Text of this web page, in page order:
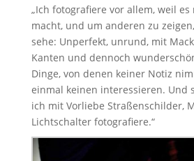
„Ich fotografiere vor allem, weil
macht, und um anderen zu
sehe: Unperfekt, unrund, mit
Kanten und dennoch
Dinge, von denen keiner Notiz
einmal keinen interessieren. Und
ich mit Vorliebe Straßenschilder,
Lichtschalter fotografiere.“